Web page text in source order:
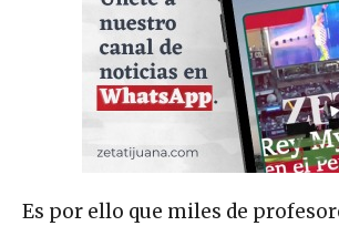
Es por ello que miles de